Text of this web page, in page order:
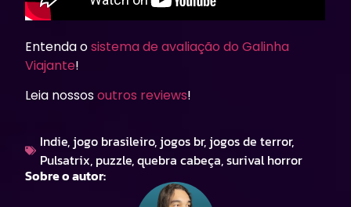
Entenda osistema de avaliação do Galinha
Viajante!
Leia nossosoutros reviews!
Indie, jogo brasileiro, jogos br, jogos de terror,
Pulsatrix, puzzle,quebra cabeça,surival horror
Sobre o autor: